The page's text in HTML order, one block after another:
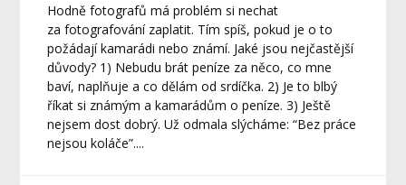
Hodně fotografů má problém si nechat
za fotografování zaplatit. Tím spíš, pokud je o to
požádají kamarádi nebo známí. Jaké jsou nejčastější
důvody? 1) Nebudu brát peníze za něco, co mne
baví, naplňuje a co dělám od srdíčka. 2) Je to blbý
říkat si známým a kamarádům o peníze. 3) Ještě
nejsem dost dobrý. Už odmala slýcháme: “Bez práce
nejsou koláče”....